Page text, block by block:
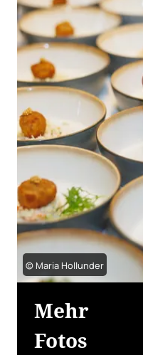
© Maria Hollunder
Mehr
Fotos